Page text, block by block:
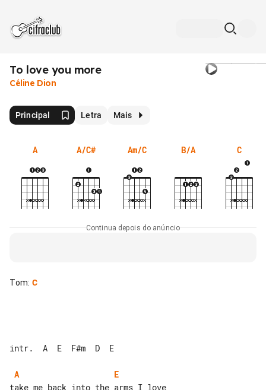
To love you more
Céline Dion
Principal Letra Mais
A A/C# Am/C B/A C
Continua depois do anúncio
Tom: C
intr.  A  E  F#m  D  E
A
E